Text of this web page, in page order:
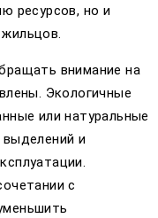
ресурсов, но и
внимание на
Экологичные
или натуральные
и
с